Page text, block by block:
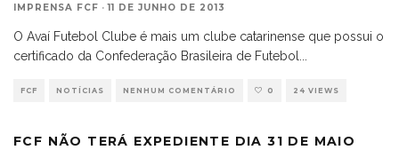
IMPRENSA FCF · 11 DE JUNHO DE 2013
O Avaí Futebol Clube é mais um clube catarinense que possui o
certificado da Confederação Brasileira de Futebol
FCF NOTÍCIAS NENHUM COMENTÁRIO 0 24 VIEWS
FCF NÃO TERÁ EXPEDIENTE DIA 31 DE MAIO